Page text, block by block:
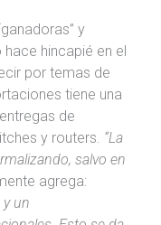
y
hace hincapié en el
por temas de
tiene una
de
y routers. “La
salvo en
agrega:
y un